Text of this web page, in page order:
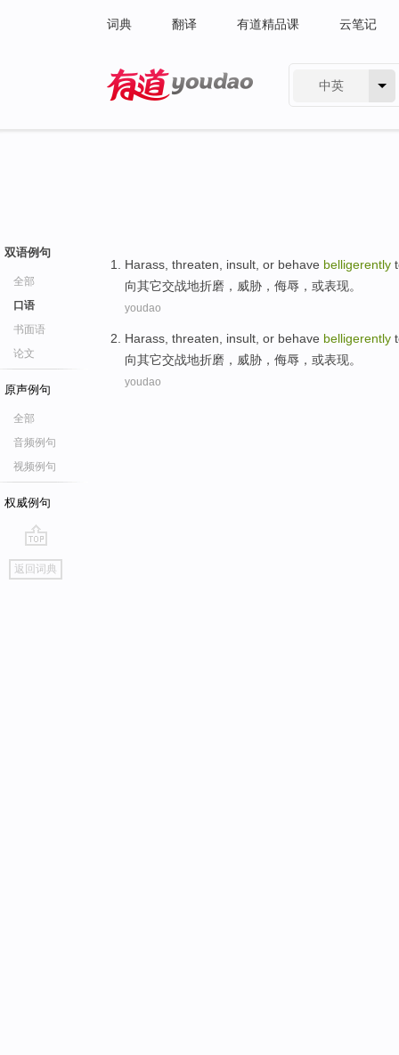
词典 翻译 有道精品课 云笔记
中英
双语例句
全部
口语
书面语
论文
原声例句
全部
音频例句
视频例句
权威例句
go
top
返回词典
Harass threaten insult or behave belligerently
向其它交战地折磨 ， 威胁 ， 侮辱 ， 或表现。
youdao
Harass threaten insult or behave belligerently
向其它交战地折磨 ， 威胁 ， 侮辱 ， 或表现。
youdao